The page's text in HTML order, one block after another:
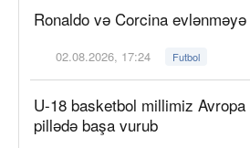
Ronaldo və Corcina evlənməyə
02.08.2026, 17:24 Futbol
U-18 basketbol millimiz Avropa
pillədə başa vurub